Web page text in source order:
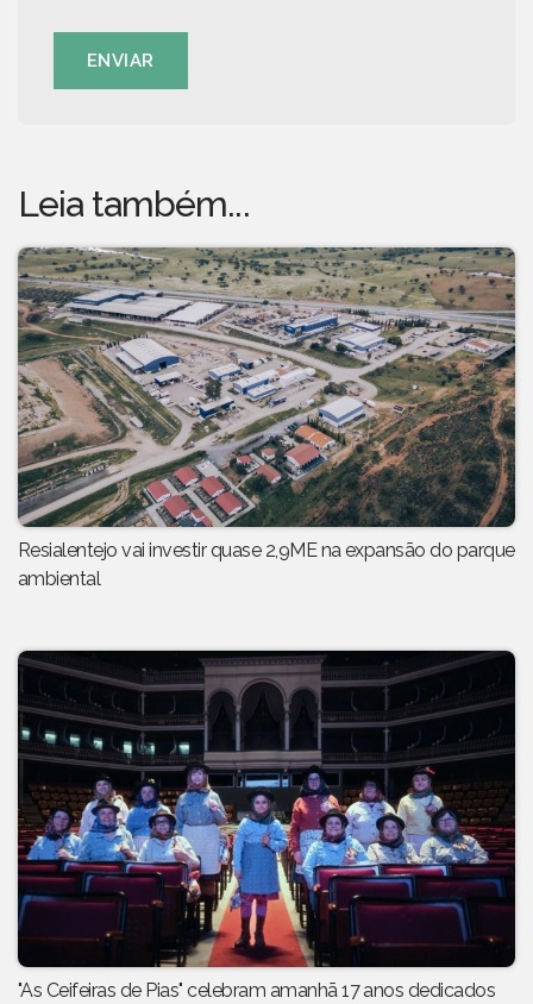
ENVIAR
Leia também...
Resialentejo vai investir quase 2,9ME na expansão do parque
ambiental
"As Ceifeiras de Pias" celebram amanhã 17 anos dedicados